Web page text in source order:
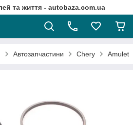
та життя - autobaza.com.ua
Автозапчастини Chery Amulet